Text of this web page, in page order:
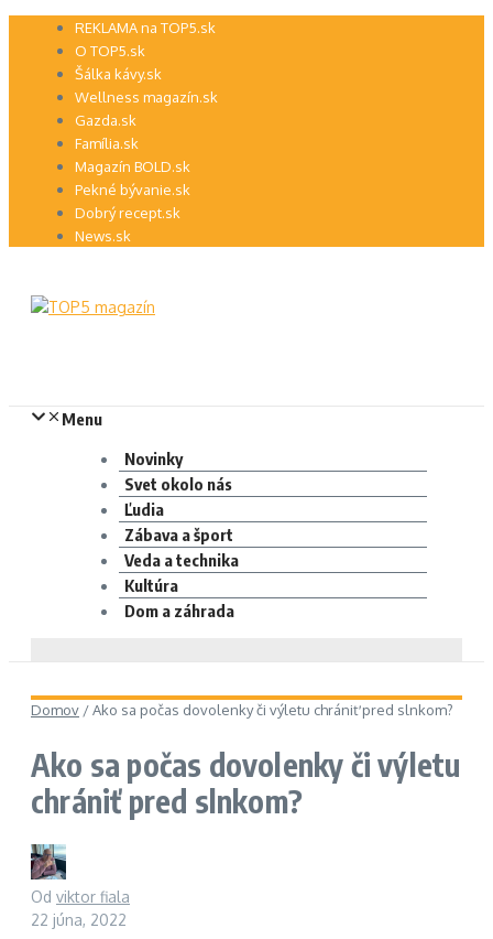
Preskočiť REKLAMA na TOP5.sk
O TOP5.sk
Šálka kávy.sk
Wellness magazín.sk
Gazda.sk
Família.sk
Magazín BOLD.sk
Pekné bývanie.sk
Dobrý recept.sk
News.sk
Menu
Novinky
Svet okolo nás
Ľudia
Zábava a šport
Veda a technika
Kultúra
Dom a záhrada
Domov /Ako sa počas dovolenky či výletu chrániť pred slnkom?
Ako sa počas dovolenky či výletu
chrániť pred slnkom?
Od viktor fiala
22 júna, 2022